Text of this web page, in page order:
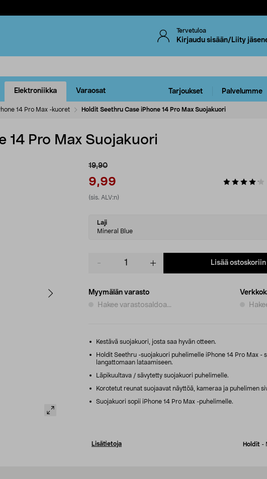
Tervetuloa
Kirjaudu sisään/Liity
Elektroniikka Varaosat Tarjoukset Palvelumme
14 Pro Max -kuoret Holdit Seethru Case iPhone 14 Pro Max Suojakuori
14 Pro Max Suojakuori
19,90
9,99
(sis. ALV:n)
Select
variant
Laji
Mineral Blue
Lisää ostoskoriin
Myymälän varasto
Hakee varastosaldoa...
Kestävä suojakuori, josta saa hyvän otteen.
Holdit Seethru -suojakuori puhelimelle iPhone 14 Pro Max -
langattomaan lataamiseen.
Läpikuultava / sävytetty suojakuori puhelimelle.
Korotetut reunat suojaavat näyttöä, kameraa ja puhelimen
Suojakuori sopii iPhone 14 Pro Max -puhelimelle.
Lisätietoja Holdit -